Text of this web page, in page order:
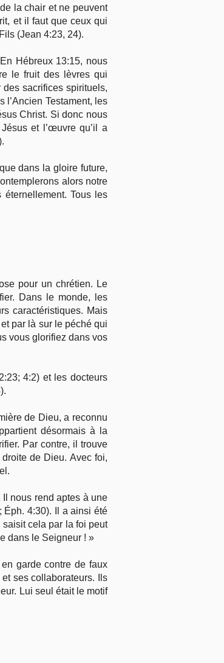
la chair et ne peuvent
et il faut que ceux qui
(Jean 4:23, 24).
Hébreux 13:15, nous
le fruit des lèvres qui
sacrifices spirituels,
l’Ancien Testament, les
Christ. Si donc nous
et l’œuvre qu’il a
dans la gloire future,
alors notre
Tous les
pour un chrétien. Le
Dans le monde, les
caractéristiques. Mais
par là sur le péché qui
vous glorifiez dans vos
4:2) et les docteurs
de Dieu, a reconnu
désormais à la
Par contre, il trouve
de Dieu. Avec foi,
nous rend aptes à une
Éph. 4:30). Il a ainsi été
saisit cela par la foi peut
dans le Seigneur ! »
garde contre de faux
ses collaborateurs. Ils
Lui seul était le motif